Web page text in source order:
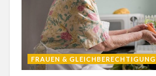
FRAUEN & GLEICHBERECHTIGUNG